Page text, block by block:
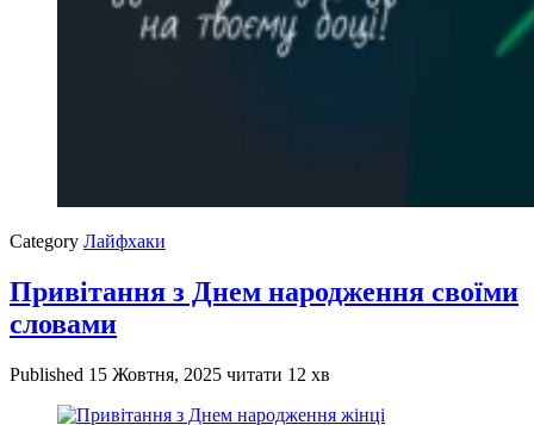
Category Лайфхаки
Привітання з Днем народження своїми
словами
Published 15 Жовтня, 2025 читати 12 хв